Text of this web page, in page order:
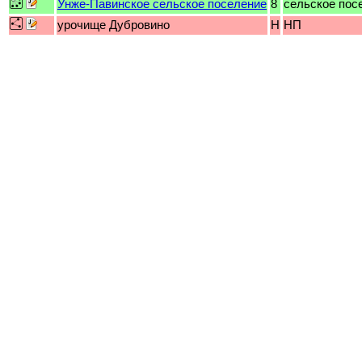
Унже-Павинское сельское поселение 8 сельское
урочище Дубровино
H НП